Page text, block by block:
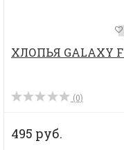
ХЛОПЬЯ GALAXY
(0)
495 руб.